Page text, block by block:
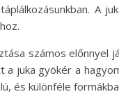
A
számos előnnyel
a juka gyökér a
és különféle